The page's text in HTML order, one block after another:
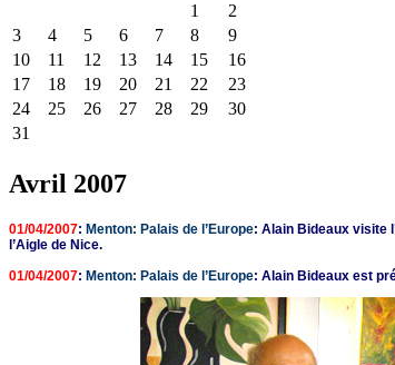
1
2
3
4 5 6 7 8
9
10
11 12 13 14 15
16
17
18 19 20 21 22
23
24
25 26 27 28 29
30
31
Avril 2007
01/04/2007: Menton: Palais de l’Europe: Alain Bideaux visite
l’Aigle de Nice.
01/04/2007: Menton: Palais de l’Europe: Alain Bideaux est